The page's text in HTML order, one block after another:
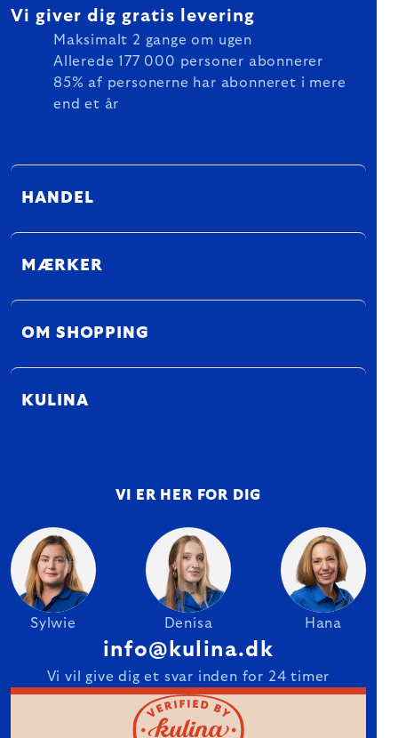
Vi giver dig gratis levering
Maksimalt 2 gange om ugen
Allerede 177 000 personer abonnerer
85% af personerne har abonneret i mere
end et år
HANDEL
MÆRKER
OM SHOPPING
KULINA
VI ER HER FOR DIG
Sylwie Denisa Hana
info@kulina.dk
Vi vil give dig et svar inden for 24 timer